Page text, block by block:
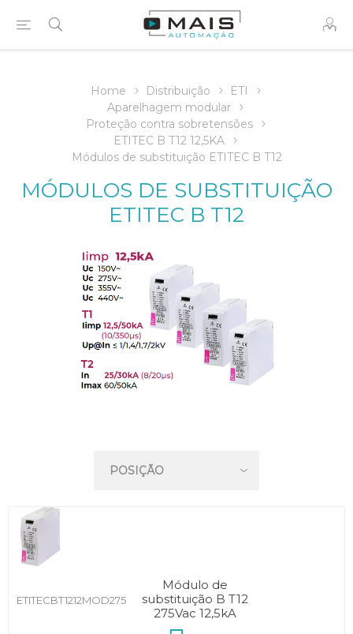
Home Distribuição
ETI
Aparelhagem modular
Proteção contra sobretensões
ETITEC B T12 12,5KA
Módulos de substituição ETITEC B T12
MÓDULOS DE SUBSTITUIÇÃO
ETITEC B T12
ETITECBT1212MOD275
Módulo de
substituição B T12
275Vac 12,5kA